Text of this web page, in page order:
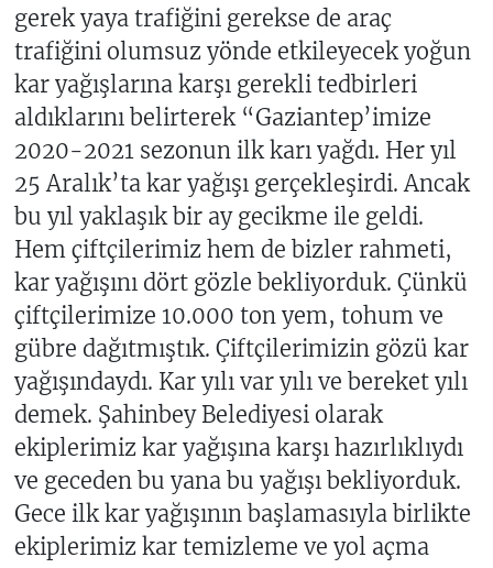
gerek yaya trafiğini gerekse de araç
trafiğini olumsuz yönde etkileyecek yoğun
kar yağışlarına karşı gerekli tedbirleri
aldıklarını belirterek “Gaziantep’imize
2020-2021 sezonun ilk karı yağdı. Her yıl
25 Aralık’ta kar yağışı gerçekleşirdi. Ancak
bu yıl yaklaşık bir ay gecikme ile geldi.
Hem çiftçilerimiz hem de bizler rahmeti,
kar yağışını dört gözle bekliyorduk. Çünkü
çiftçilerimize 10.000 ton yem, tohum ve
gübre dağıtmıştık. Çiftçilerimizin gözü kar
yağışındaydı. Kar yılı var yılı ve bereket yılı
demek. Şahinbey Belediyesi olarak
ekiplerimiz kar yağışına karşı hazırlıklıydı
ve geceden bu yana bu yağışı bekliyorduk.
Gece ilk kar yağışının başlamasıyla birlikte
ekiplerimiz kar temizleme ve yol açma